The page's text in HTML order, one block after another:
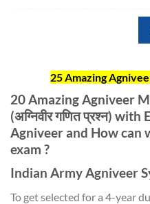
25 Amazing
20 Amazing Agniveer
(अग्निवीर गणित प्रश्न)
Agniveer and How can
exam ?
Indian Army Agniveer
To get selected for a 4-year